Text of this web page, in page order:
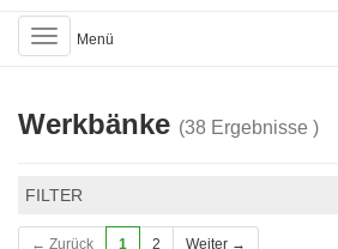
Toggle
navigation
Menü
Werkbänke (38 Ergebnisse )
FILTER
← Zurück 1 2 Weiter →